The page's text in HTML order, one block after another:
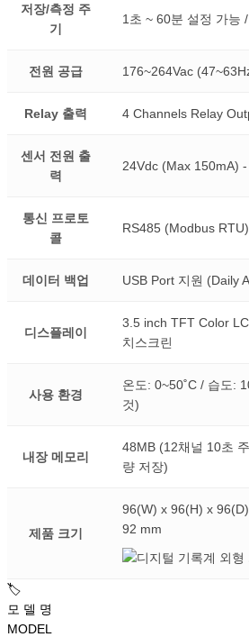
저장/측정 주
기
1초 ~ 60분 설정 가능
전원 공급 176~264Vac
Relay 출력 4 Channels Relay
센서 전원 출
력
24Vdc (Max 150mA)
통신 프로토
콜
RS485 (Modbus RTU)
데이터 백업 USB Port 지원 (Daily
디스플레이
3.5 inch TFT Color
치스크린
사용 환경
온도: 0~50˚C / 습도:
것)
내장 메모리
48MB (12채널 10초
량 저장)
제품 크기
96(W) x 96(H) x
92 mm
🏷️
모 델 명
MODEL